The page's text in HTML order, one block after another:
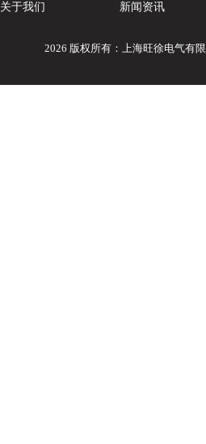
关于我们 新闻资讯
2026 版权所有：上海旺徐电气有